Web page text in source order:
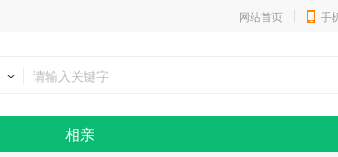
网站首页 手
相亲